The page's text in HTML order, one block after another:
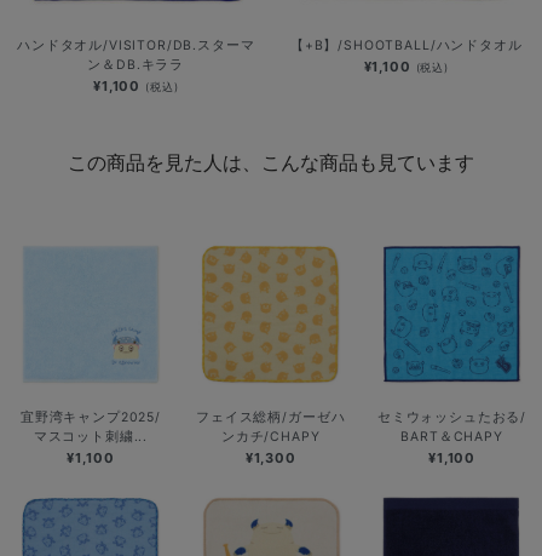
ハンドタオル/VISITOR/DB.スターマ
ン＆DB.キララ
¥1,100 (税込)
【+B】/SHOOTBALL/ハンドタオル
¥1,100 (税込)
この商品を見た人は、こんな商品も見ています
宜野湾キャンプ2025/
マスコット刺繍...
¥1,100
フェイス総柄/ガーゼハ
ンカチ/CHAPY
¥1,300
セミウォッシュたおる/
BART＆CHAPY
¥1,100